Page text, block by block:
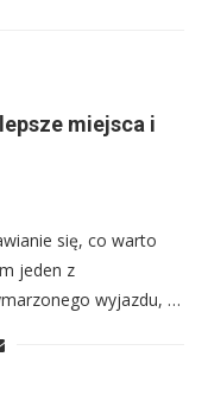
miejsca i
się, co warto
jeden z
wyjazdu, …